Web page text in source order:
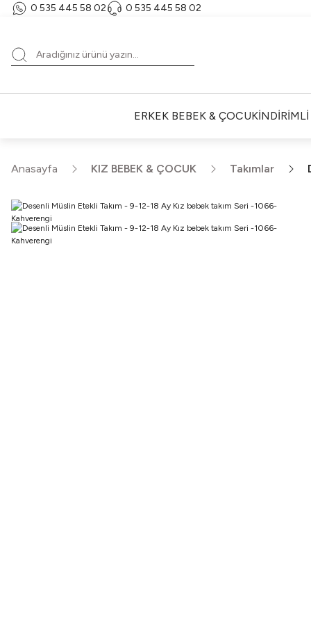
0 535 445 58 02‬ ‪0 535 445 58 02‬
ERKEK BEBEK & ÇOCUK
Anasayfa KIZ BEBEK & ÇOCUK Takımlar